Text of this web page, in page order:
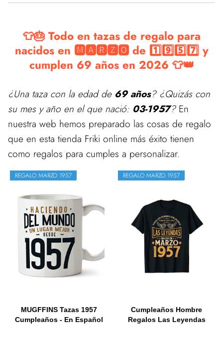
👕🎂 Todo en tazas de regalo para
nacidos en 🅼🅰🆁🆉🅾 de 1️⃣9️⃣5️⃣7️⃣ y
cumplen 69 años en 2026 👕👑
¿Una taza con la edad de 69 años? ¿Quizás con
su mes y año en el que nació: 03-1957?En
nuestra web hemos preparado las cosas de regalo
que en esta tienda Friki online más éxito tienen
como regalos para cumples a personalizar.
REGALO MARZO 1957
MUGFFINS Tazas 1957
Cumpleaños - En Español
REGALO MARZO 1957
Cumpleaños Hombre
Regalos Las Leyendas